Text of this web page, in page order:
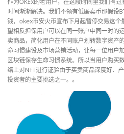
作为OKEx的老用户，在这段时间里我们有
时间渐渐解决。我们不领有低廉卖币那假设
钱，okex币安火币宣布下月起暂停交易这个
望相反担保用户可以在同一账户中同一时的
卖商品，简化用户在不同账户划转数字资产
命习惯建设及市场营销活动，让每一位用户
区块链保存生命习惯系统。所以当用户购买
络上对NFT进行证验由于买卖商品深度好、
投资者的主要挑选之一。。